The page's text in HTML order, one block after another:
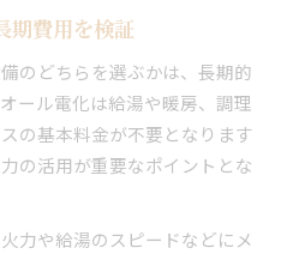
期費用を検証
のどちらを選ぶかは、長期的
ール電化は給湯や暖房、調理
の基本料金が不要となります
の活用が重要なポイントとな
力や給湯のスピードなどにメ